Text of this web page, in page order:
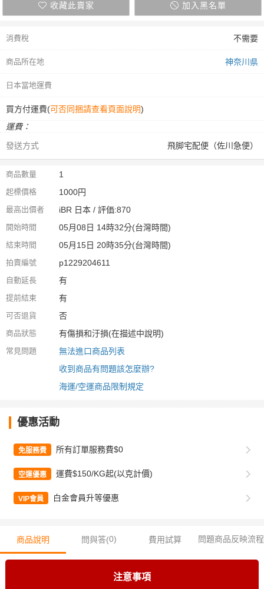
收藏此賣家 加入黑名單
消費稅 不需要
商品所在地 神奈川県
日本當地運費
買方付運費(可否同捆請查看頁面說明)
運費：
發送方式
飛脚宅配便（佐川急便）
商品數量 1
起標價格 1000円
最高出價者 iBR 日本 / 評価:870
開始時間 05月08日 14時32分(台灣時間)
結束時間 05月15日 20時35分(台灣時間)
拍賣編號 p1229204611
自動延長 有
提前結束 有
可否退貨 否
商品狀態 有傷損和汙損(在描述中說明)
常見問題
無法進口商品列表
收到商品有問題該怎麼辦?
海運/空運商品限制規定
優惠活動
免服務費 所有訂單服務費$0
空運優惠 運費$150/KG起(以克計價)
VIP會員 白金會員升等優惠
商品說明 問與答(0) 費用試算 問題商品反映流程
注意事項